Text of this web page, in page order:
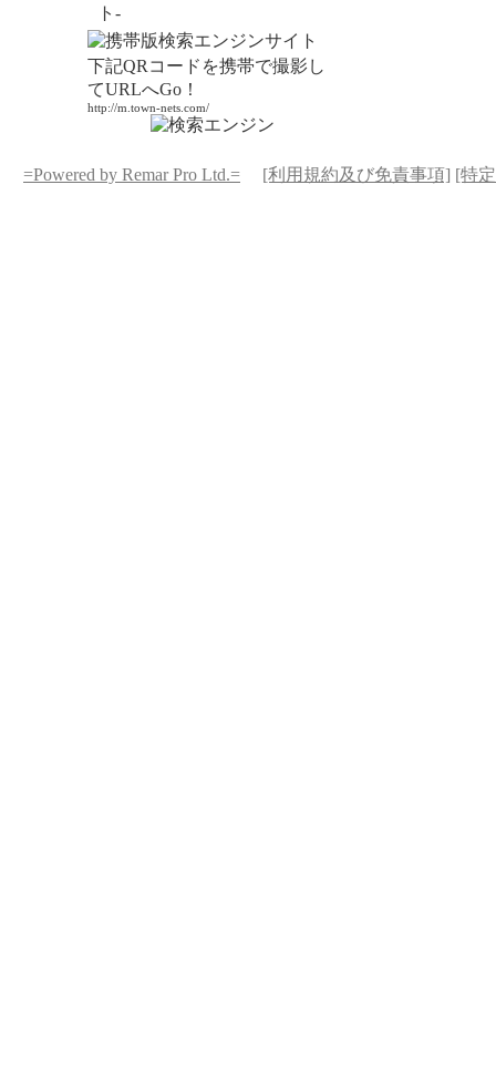
ト-
下記QRコードを携帯で撮影し
てURLへGo！
http://m.town-nets.com/
=Powered by Remar Pro Ltd.= [利用規約及び免責事項] [特